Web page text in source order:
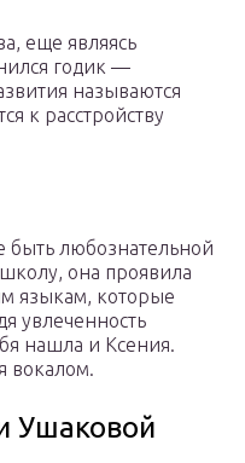
еще являясь
годик —
называются
к расстройству
любознательной
она проявила
языкам, которые
увлеченность
нашла и Ксения.
вокалом.
Ушаковой